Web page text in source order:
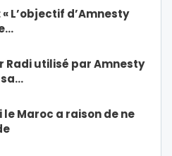
L’objectif d’Amnesty
Radi utilisé par Amnesty
Maroc a raison de ne